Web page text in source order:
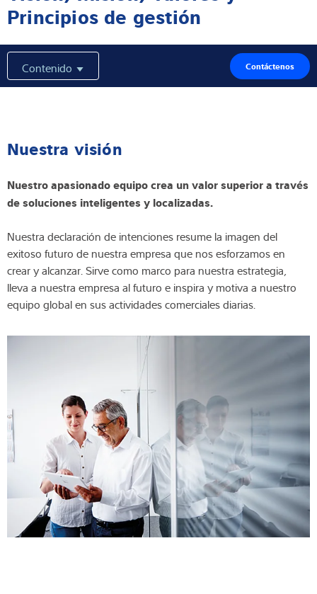
Experiencia y conocimientos
Sobre Nostros
Principios de gestión
Contenido Contáctenos
Nuestra visión
Nuestro apasionado equipo crea un valor superior a través
de soluciones inteligentes y localizadas.
Nuestra declaración de intenciones resume la imagen del
exitoso futuro de nuestra empresa que nos esforzamos en
crear y alcanzar. Sirve como marco para nuestra estrategia,
lleva a nuestra empresa al futuro e inspira y motiva a nuestro
equipo global en sus actividades comerciales diarias.